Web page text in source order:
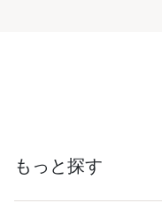
もっと探す